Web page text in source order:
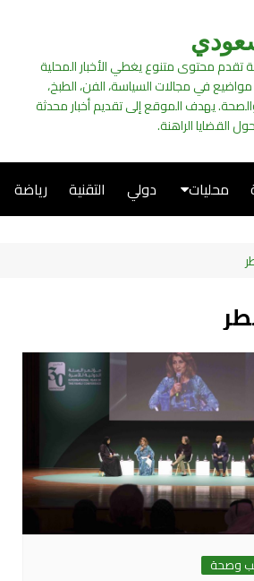
تقدم محتوى متنوع يغطي الأخبار المحلية
مواضيع في مجالات السياسة، الفن، الطبخ،
والصحة. يهدف الموقع إلى تقديم أخبار محدثة
القضايا الراهنة.
محليات دولي التقنية رياضة
وصحة